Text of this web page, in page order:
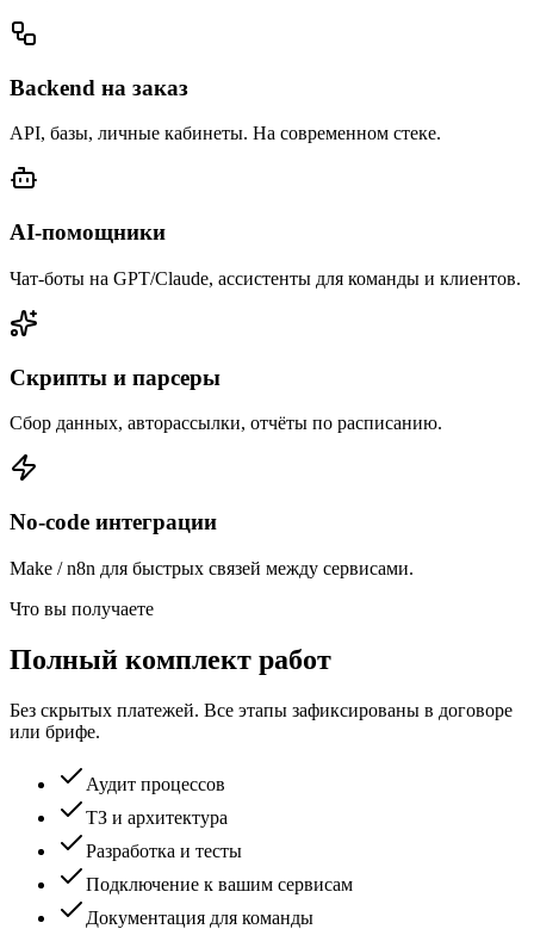
Backend на заказ
API, базы, личные кабинеты. На современном стеке.
AI-помощники
Чат-боты на GPT/Claude, ассистенты для команды и клиентов.
Скрипты и парсеры
Сбор данных, авторассылки, отчёты по расписанию.
No-code интеграции
Make / n8n для быстрых связей между сервисами.
Что вы получаете
Полный комплект работ
Без скрытых платежей. Все этапы зафиксированы в договоре
или брифе.
Аудит процессов
ТЗ и архитектура
Разработка и тесты
Подключение к вашим сервисам
Документация для команды